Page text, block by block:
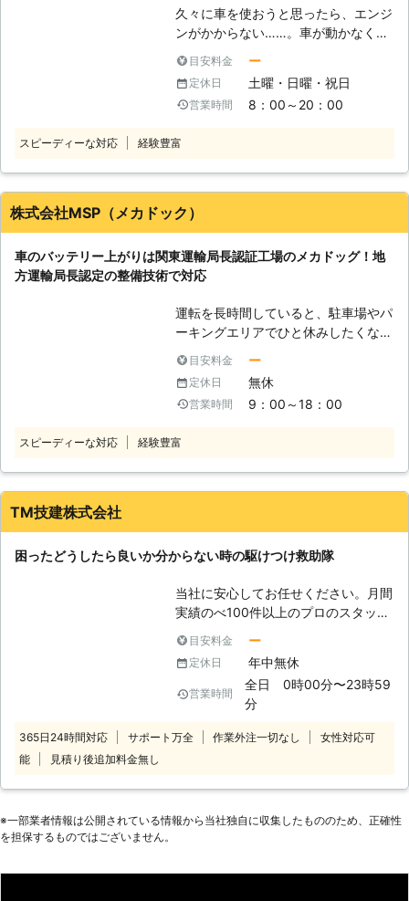
しております。 「土曜日にちょっと
温泉でも入りに行こうかと思ったら、
車が動かない……しまった！車が半ド
か！」という状況でバッテリー上がり
で困ったときは、ぜひ弊社のことを思
記のような方法で、弊社はお客様のバ
急に動かなくなってしまい、気が動転
していらっしゃると思います。我々は
て、お客様が元の生活に戻れるように
努めさせていただきますので、気軽に
しまい走行できなくなってしまった際
は、お気軽に私達までご相談くださ
トラブルや車やバイクのパンクでお困
りの方に対応している業者です。 東
京都府中市に拠点を構えていますの
テリー内の電気が切れてしまうと、車
を走らせることができなくなってしま
います。 ●バッテリーの充電は自分
でおこなうと危険です 「車のバッテ
リーが上がったらすぐに何とかした
し、バッテリーの充電を知識がないま
おそれもあるのです。 車のバッテリ
ー上がりは、市販のポータブルバッテ
リーを使うことで充電できます。この
ポータブルバッテリーで充電をするた
めには車のバッテリーにつなげる必要
があります。しかし、この接続の順番
引き起こしてしまうことがあるので
す。 安全にバッテリー充電をするた
ロに依頼しましょう。 ●出張対応が
可能！出先のバッテリー切れにも対応
可能！ 弊社は無料で、電話相談と出
め、運転中や出先のバッテリー切れに
久々に車を使おうと思ったら、エンジ
ンがかからない……。車が動かなくな
けずにとても困ります。そのエンジン
がかからない原因は、もしかしたらバ
ッテリー上がりかもしれません。 バ
エンジンがかかるだけの電力を車に送
に充電される構造になっているからで
す。 しかし、車のバッテリー上がり
車の知識がないと感電してしまうおそ
れが……。車のバッテリー充電をする
会社エムケイ」におまかせください。
●地域密着で迅速対応可能！ 目的地
に早く向かうためにも、車を早く動け
るようにしたいですよね。弊社は埼玉
県に、住所を置いています。埼玉県内
に迷うことなくお客様のもとに向かう
ライブで急に車が動かなくなってしま
ったら、楽しい気分が台無しですよ
しい休日に戻れるように努めさせてい
ただきます。 ●終わりに 車のエンジ
段から車いじりをしている人なら対応
できるかもしれませんが、ほとんどの
思います。 エンジンに電気を送り込
むときに誤配線をしてしまうと、引火
の危険も伴います。「合同会社エムケ
イ」に頼んでいただけたら、安全にバ
すので、ぜひご利用くださいませ。
目安料金 ー
定休日 土曜・日曜・祝日
営業時間 8：00～20：00
スピーディーな対応 経験豊富
株式会社MSP（メカドック）
車のバッテリー上がりは関東運輸局長認証工場のメカドッグ！地
方運輸局長認定の整備技術で対応
運転を長時間していると、駐車場やパ
ーキングエリアでひと休みしたくなる
ょうか。車を停めて、カーステレオで
音楽を聴きながら飲み物を飲んで休憩
する時間は運転の合間の癒しのひとと
を止めたまま、カーステレオやライト
して車を動かすことができない場合が
あれ、車が動かないから家に帰れな
い」 こんなとき、できる限り早く対
応してほしいもの。そんなときこそ、
株式会社メカドッグにお任せくださ
さいたま市を中心とした地域にお住ま
いのお客様に車のバッテリー上がりの
対処や、車検・整備などの車に関する
グのここが強み！】 弊社の強みは、
場であるということ。地方運輸局から
目安料金 ー
定休日 無休
営業時間 9：00～18：00
スピーディーな対応 経験豊富
TM技建株式会社
困ったどうしたら良いか分からない時の駆けつけ救助隊
当社に安心してお任せください。月間
実績のべ100件以上のプロのスタッフ
目安料金 ー
定休日 年中無休
営業時間
全日 0時00分〜23時59
分
365日24時間対応 サポート万全 作業外注一切なし
女性対応可
能
見積り後追加料金無し
※⼀部業者情報は公開されている情報から当社独⾃に収集したもののため、正確性
を担保するものではございません。